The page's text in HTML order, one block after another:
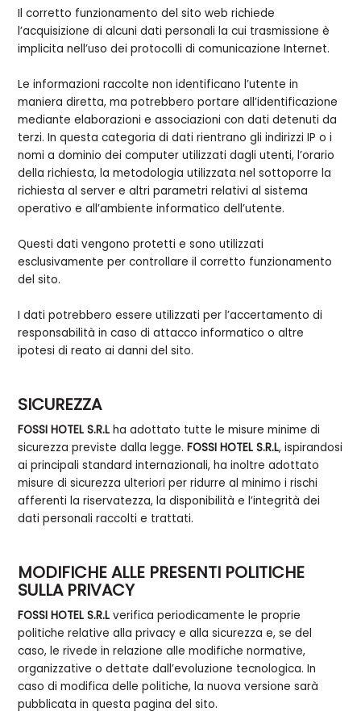
Il corretto funzionamento del sito web richiede
l’acquisizione di alcuni dati personali la cui trasmissione è
implicita nell’uso dei protocolli di comunicazione Internet.
Le informazioni raccolte non identificano l’utente in
maniera diretta, ma potrebbero portare all’identificazione
mediante elaborazioni e associazioni con dati detenuti da
terzi. In questa categoria di dati rientrano gli indirizzi IP o i
nomi a dominio dei computer utilizzati dagli utenti, l’orario
della richiesta, la metodologia utilizzata nel sottoporre la
richiesta al server e altri parametri relativi al sistema
operativo e all’ambiente informatico dell’utente.
Questi dati vengono protetti e sono utilizzati
esclusivamente per controllare il corretto funzionamento
del sito.
I dati potrebbero essere utilizzati per l’accertamento di
responsabilità in caso di attacco informatico o altre
ipotesi di reato ai danni del sito.
SICUREZZA
FOSSI HOTEL S.R.Lha adottato tutte le misure minime di
sicurezza previste dalla legge. FOSSI HOTEL S.R.L, ispirandosi
ai principali standard internazionali, ha inoltre adottato
misure di sicurezza ulteriori per ridurre al minimo i rischi
afferenti la riservatezza, la disponibilità e l’integrità dei
dati personali raccolti e trattati.
MODIFICHE ALLE PRESENTI POLITICHE
SULLA PRIVACY
FOSSI HOTEL S.R.Lverifica periodicamente le proprie
politiche relative alla privacy e alla sicurezza e, se del
caso, le rivede in relazione alle modifiche normative,
organizzative o dettate dall’evoluzione tecnologica. In
caso di modifica delle politiche, la nuova versione sarà
pubblicata in questa pagina del sito.